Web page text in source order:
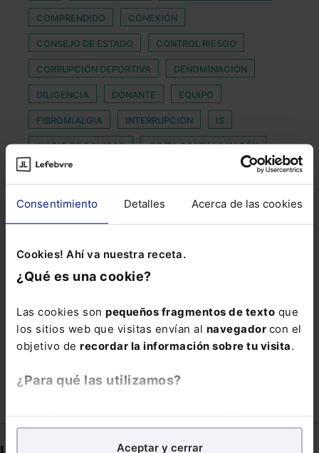
Consentimiento Detalles Acerca de las cookies
Cookies! Ahí va nuestra receta.
¿Qué es una cookie?
Las cookies son pequeños fragmentos de texto que
los sitios web que visitas envían al navegador con el
objetivo de recordar la información sobre tu visita.
¿Para qué las utilizamos?
analíticospara tratar demejorar tu experienciaen
nuestra página web. También con fines publicitarios,
Aceptar y cerrar
COMPRENDIDO CONEXIÓN
CONSEJO DE ESTADO CONTROL RIESGO
CORRUPCIÓN DEPORTIVA DENOMINACIÓN
DILIGENCIA DONANTE EQUIPO
FIBROMIALGIA INTERRUPCION IS
JUICIO DE EQUIDAD JUNTA CASTILLA Y LEÓN
MARC MURTRA PLAN DE EMPLEO
RDL 16/2020
REESTRUCTURACIONES EMPRESARIALES
RESPONSABILIDAD CIVIL
SECUNDARIO TURISTICAS
VIOLACION DERECHOS DE MARCA